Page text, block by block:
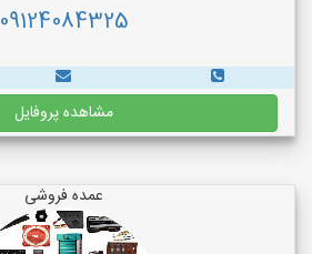
09124084325
مشاهده پروفایل
عمده فروشی